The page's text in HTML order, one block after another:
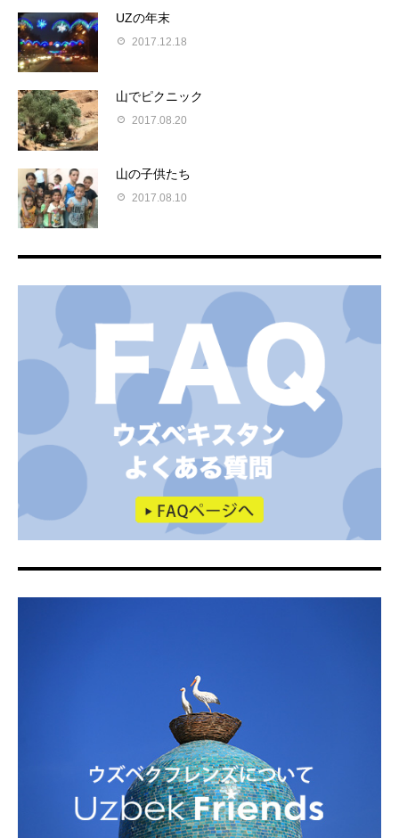
UZの年末
2017.12.18
山でピクニック
2017.08.20
山の子供たち
2017.08.10